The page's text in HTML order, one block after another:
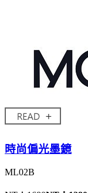
時尚偏光墨鏡
ML02B